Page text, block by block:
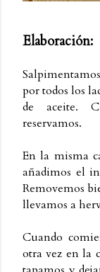
Elaboración:
por todos los
de aceite.
reservamos.
En la misma
añadimos el
Removemos
llevamos a
Cuando
otra vez en la